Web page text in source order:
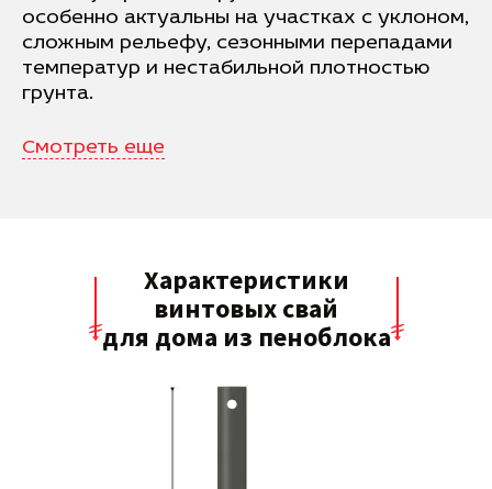
особенно актуальны на участках с уклоном,
сложным рельефу, сезонными перепадами
температур и нестабильной плотностью
грунта.
Смотреть еще
Характеристики
винтовых свай
для дома из пеноблока